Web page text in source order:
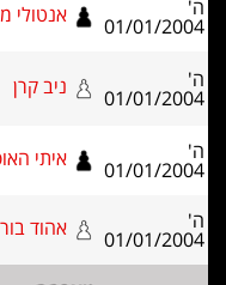
אנטולי מגידוב 0
-
1
ניב קרן 0.5
-
0.5
איתי האופטמן 1
-
0
אהוד בורצ'וק 0
-
1